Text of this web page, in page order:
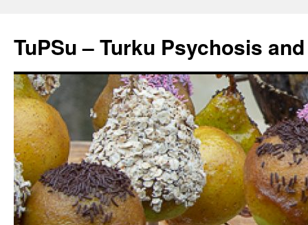
content
TuPSu – Turku Psychosis